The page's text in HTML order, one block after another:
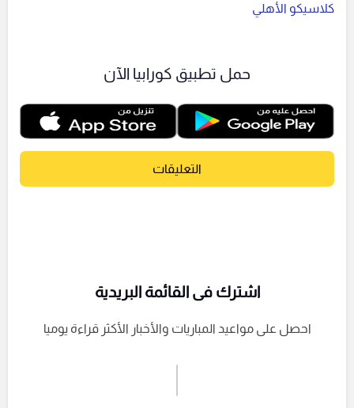
كلاسيكو الأهلي
حمل تطبيق كورابيا الآن
التعليقات
إرسال تعليق
اشترك فى القائمة البريدية
احصل على مواعيد المباريات والأخبار الأكثر قراءة يوميا